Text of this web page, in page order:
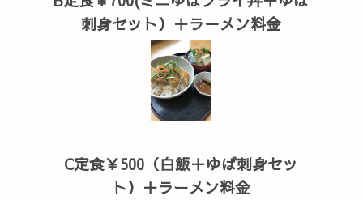
刺身セット）＋ラーメン料金
C定食￥500（白飯＋ゆば刺身セッ
ト）＋ラーメン料金